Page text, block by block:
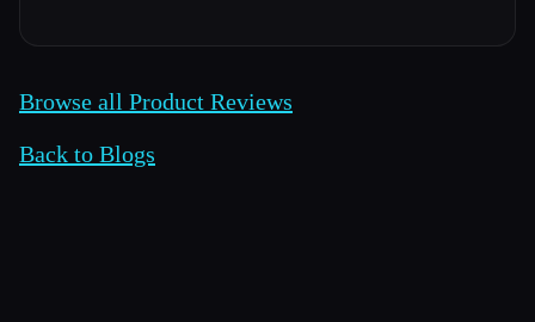
Browse all Product Reviews
Back to Blogs